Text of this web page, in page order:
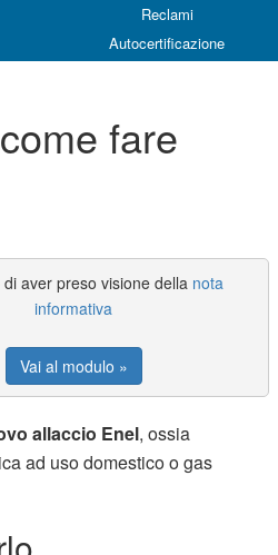
Reclami
Autocertificazione
fare
di aver preso visione della nota
informativa
Vai al modulo »
allaccio Enel, ossia
ad uso domestico o gas